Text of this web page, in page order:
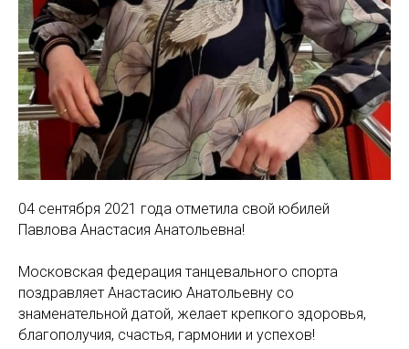
04 сентября 2021 года отметила свой юбилей
Павлова Анастасия Анатольевна!
Московская федерация танцевального спорта
поздравляет Анастасию Анатольевну со
знаменательной датой, желает крепкого здоровья,
благополучия, счастья, гармонии и успехов!